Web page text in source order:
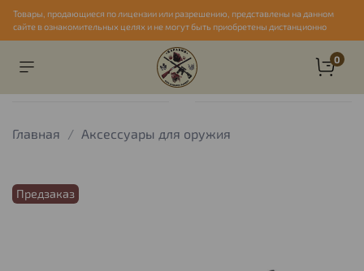
Товары, продающиеся по лицензии или разрешению, представлены на данном
сайте в ознакомительных целях и не могут быть приобретены дистанционно
0
Главная Аксессуары для оружия
Предзаказ